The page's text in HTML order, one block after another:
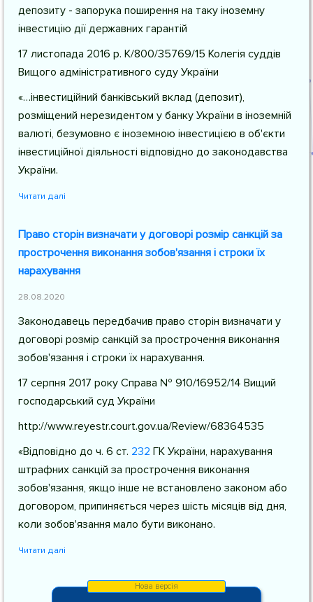
депозиту - запорука поширення на таку іноземну
інвестицію дії державних гарантій
17 листопада 2016 р. К/800/35769/15 Колегія суддів
Вищого адміністративного суду України
«…інвестиційний банківський вклад (депозит),
розміщений нерезидентом у банку України в іноземній
валюті, безумовно є іноземною інвестицією в об'єкти
інвестиційної діяльності відповідно до законодавства
України.
Читати далі
Право сторін визначати у договорі розмір санкцій за
прострочення виконання зобов'язання і строки їх
нарахування
28.08.2020
Законодавець передбачив право сторін визначати у
договорі розмір санкцій за прострочення виконання
зобов'язання і строки їх нарахування.
17 серпня 2017 року Справа № 910/16952/14 Вищий
господарський суд України
http://www.reyestr.court.gov.ua/Review/68364535
«Відповідно до ч. 6 ст. 232 ГК України, нарахування
штрафних санкцій за прострочення виконання
зобов'язання, якщо інше не встановлено законом або
договором, припиняється через шість місяців від дня,
коли зобов'язання мало бути виконано.
Читати далі